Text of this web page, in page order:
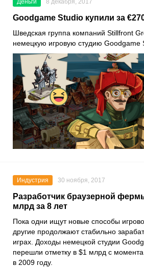
Goodgame Studio купили за
Шведская группа компаний Stillfront
немецкую игровую студию Goodgame
Индустрия 30 ноября, 2017
Разработчик браузерной
млрд за 8 лет
Пока одни ищут новые способы
другие продолжают стабильно
играх. Доходы немецкой студии
перешли отметку в $1 млрд с
в 2009 году.